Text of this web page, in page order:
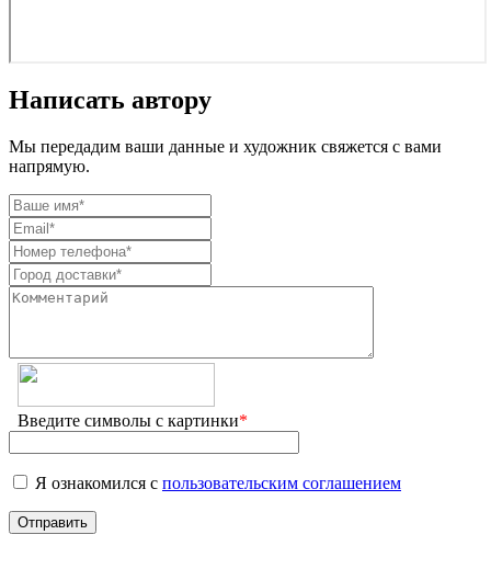
Написать автору
Мы передадим ваши данные и художник свяжется с вами
напрямую.
Введите символы с картинки*
Я ознакомился с пользовательским соглашением